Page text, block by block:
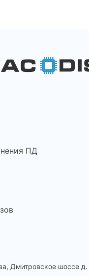
ПД
Дмитровское шоссе д.